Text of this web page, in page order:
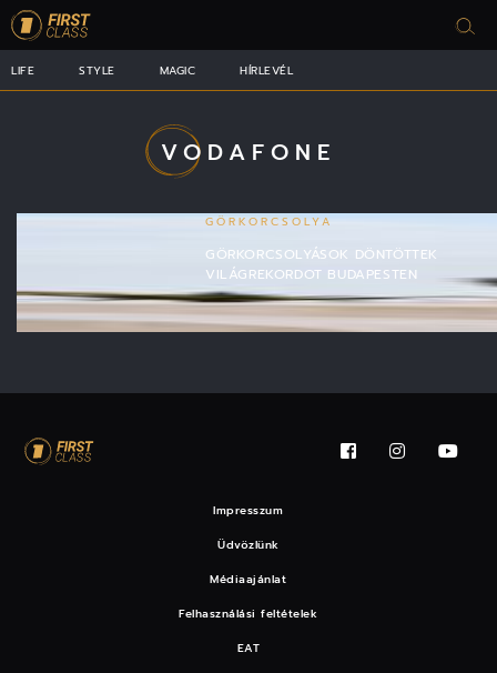
LIFE STYLE MAGIC HÍRLEVÉL
VODAFONE
GÖRKORCSOLYA
GÖRKORCSOLYÁSOK DÖNTÖTTEK
VILÁGREKORDOT BUDAPESTEN
Impresszum
Üdvözlünk
Médiaajánlat
Felhasználási feltételek
EAT